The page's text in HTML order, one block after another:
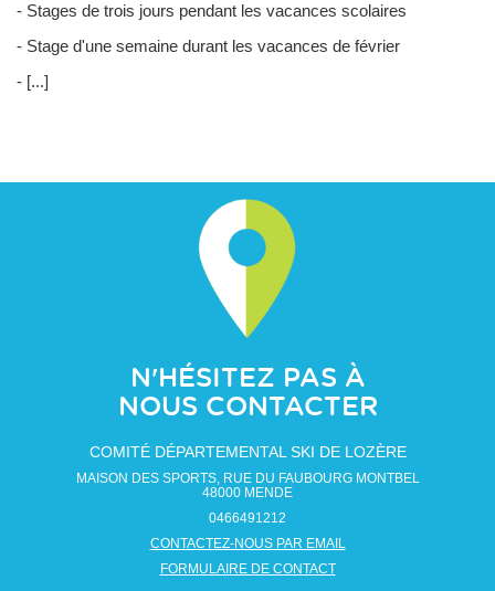
- Stages de trois jours pendant les vacances scolaires
- Stage d'une semaine durant les vacances de février
- [...]
N'HÉSITEZ PAS À
NOUS CONTACTER
COMITÉ DÉPARTEMENTAL SKI DE LOZÈRE
MAISON DES SPORTS, RUE DU FAUBOURG MONTBEL
48000 MENDE
0466491212
CONTACTEZ-NOUS PAR EMAIL
FORMULAIRE DE CONTACT